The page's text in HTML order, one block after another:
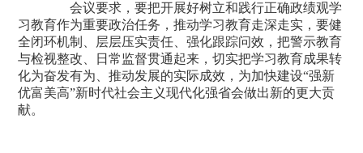
会议要求，要把开展好树立和践行正确政绩观学
习教育作为重要政治任务，推动学习教育走深走实，要健
全闭环机制、层层压实责任、强化跟踪问效，把警示教育
与检视整改、日常监督贯通起来，切实把学习教育成果转
化为奋发有为、推动发展的实际成效，为加快建设“强新
优富美高”新时代社会主义现代化强省会做出新的更大贡
献。